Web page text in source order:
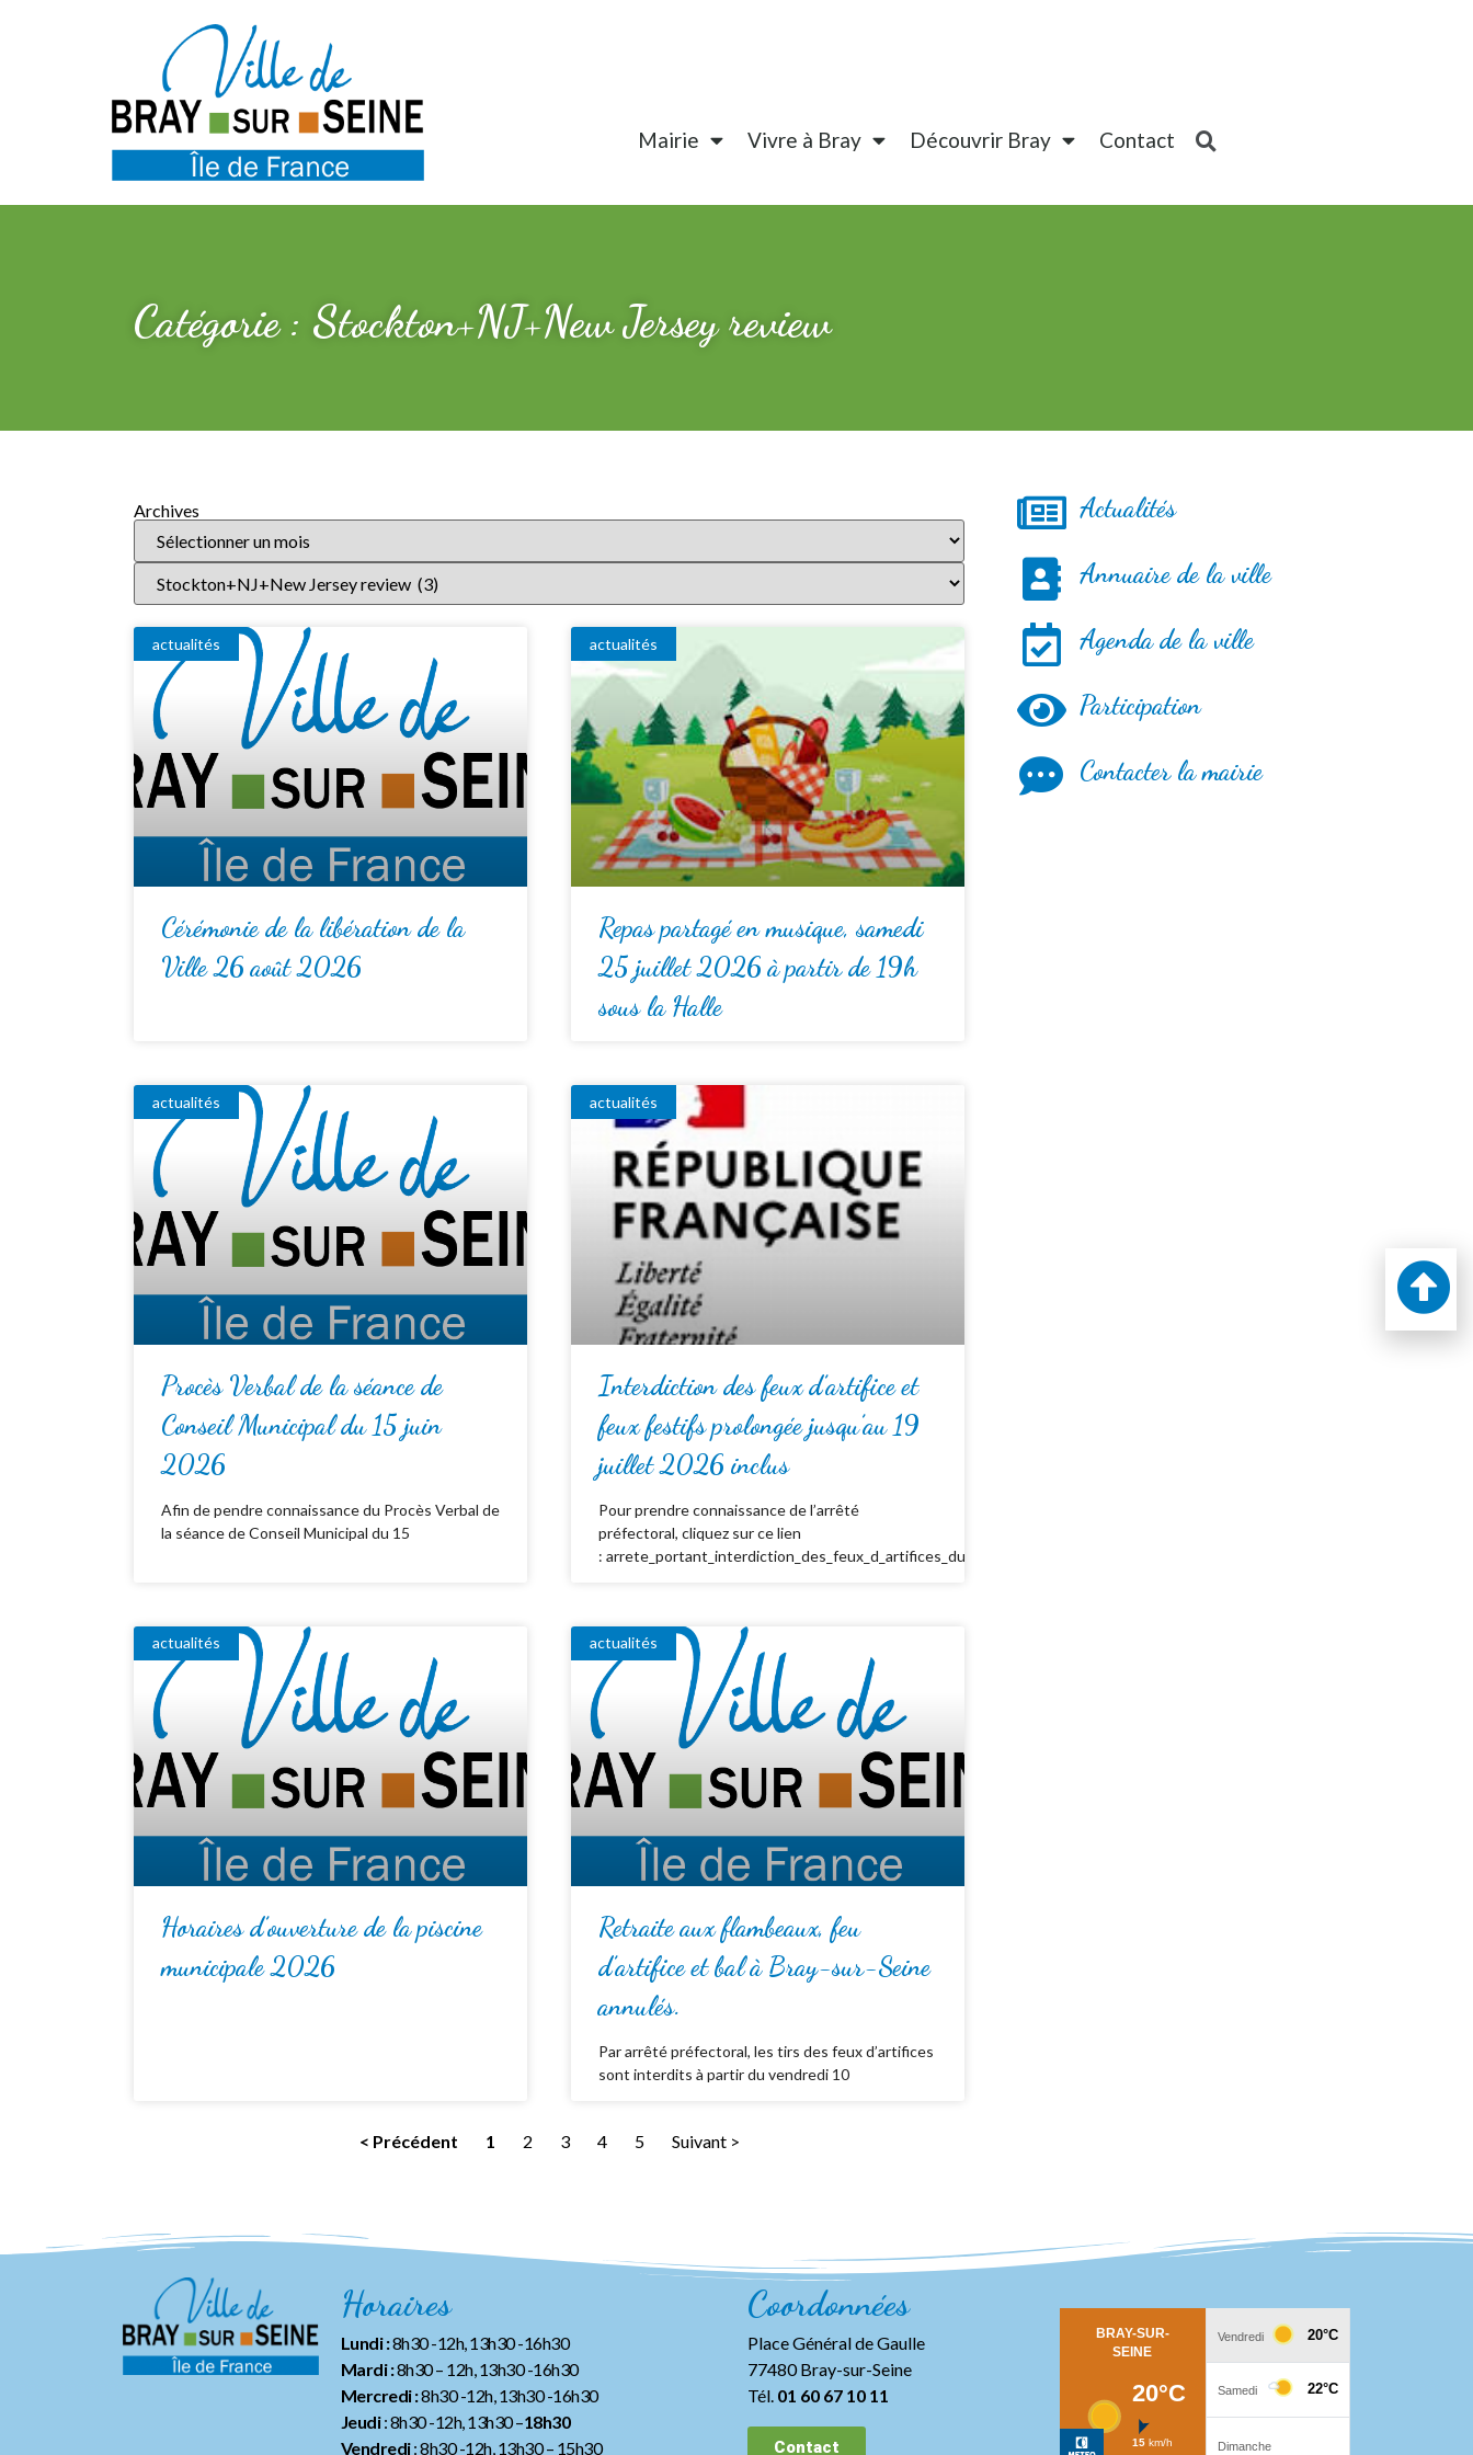
Mairie Vivre à Bray Découvrir Bray Contact
Catégorie : Stockton+NJ+New Jersey review
Archives
actualités
Cérémonie de la libération de la
Ville 26 août 2026
actualités
Repas partagé en musique, samedi
25 juillet 2026 à partir de 19h
sous la Halle
actualités
Procès Verbal de la séance de
Conseil Municipal du 15 juin
2026
Afin de pendre connaissance du Procès Verbal de
la séance de Conseil Municipal du 15
actualités
Interdiction des feux d’artifice et
feux festifs prolongée jusqu’au 19
juillet 2026 inclus
Pour prendre connaissance de l’arrêté
préfectoral, cliquez sur ce lien
: arrete_portant_interdiction_des_feux_d_artifices_du_15_au_19_juillet_2026
actualités
Horaires d’ouverture de la piscine
municipale 2026
actualités
Retraite aux flambeaux, feu
d’artifice et bal à Bray-sur-Seine
annulés.
Par arrêté préfectoral, les tirs des feux d’artifices
sont interdits à partir du vendredi 10
< Précédent 1 2 3 4 5 Suivant >
Actualités
Annuaire de la ville
Agenda de la ville
Participation
Contacter la mairie
Horaires
Lundi :8h30 -12h, 13h30 -16h30
Mardi :8h30 – 12h, 13h30 -16h30
Mercredi :8h30 -12h, 13h30 -16h30
Jeudi: 8h30 -12h, 13h30 –18h30
Vendredi: 8h30 -12h, 13h30– 15h30
Coordonnées
Place Général de Gaulle
77480 Bray-sur-Seine
Tél. 01 60 67 10 11
Contact